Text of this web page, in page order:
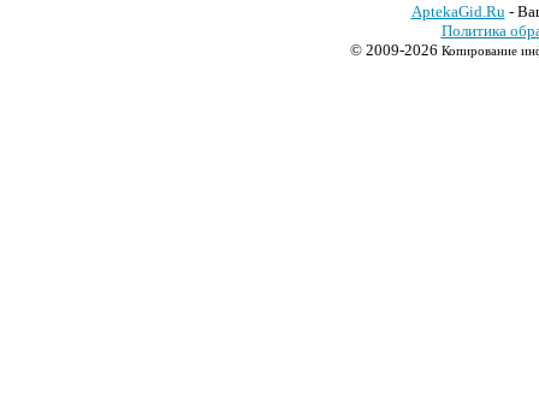
AptekaGid.Ru-
Политика
© 2009-2026 Копирование